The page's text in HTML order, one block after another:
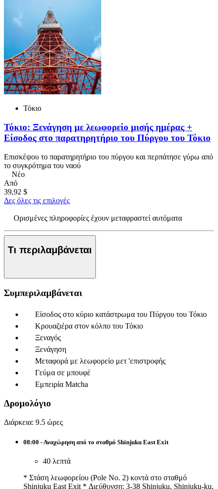
Τόκιο
Τόκιο: Ξενάγηση με λεωφορείο μισής ημέρας +
Είσοδος στο παρατηρητήριο του Πύργου του Τόκιο
Επισκέψου το παρατηρητήριο του πύργου και περπάτησε γύρω από
το συγκρότημα του ναού
Νέο
Από
39,92 $
Δες όλες τις επιλογές
Ορισμένες πληροφορίες έχουν μεταφραστεί αυτόματα
Τι περιλαμβάνεται
Συμπεριλαμβάνεται
Είσοδος στο κύριο κατάστρωμα του Πύργου του Τόκιο
Κρουαζιέρα στον κόλπο του Τόκιο
Ξεναγός
Ξενάγηση
Μεταφορά με λεωφορείο μετ 'επιστροφής
Γεύμα σε μπουφέ
Εμπειρία Matcha
Δρομολόγιο
Διάρκεια: 9.5 ώρες
08:00 - Αναχώρηση από το σταθμό Shinjuku East Exit
40 λεπτά
* Στάση λεωφορείου (Pole No. 2) κοντά στο σταθμό
Shinjuku East Exit * Διεύθυνση: 3-38 Shinjuku, Shinjuku-ku,